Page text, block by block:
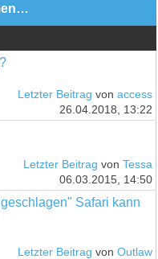
Letzter Beitrag von access
26.04.2018, 13:22
Letzter Beitrag von Tessa
06.03.2015, 14:50
Safari kann
Letzter Beitrag von Outlaw